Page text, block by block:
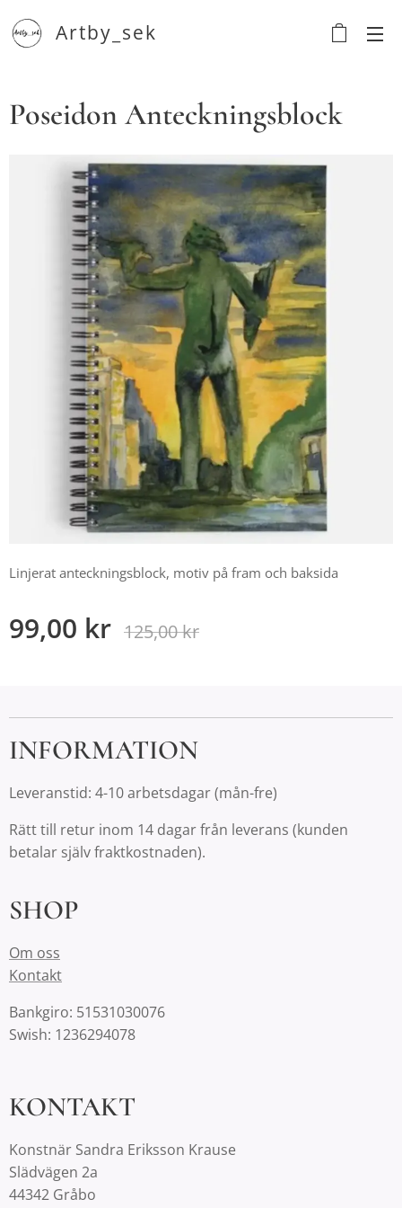
Artby_sek
Poseidon Anteckningsblock
Linjerat anteckningsblock, motiv på fram och baksida
99,00 kr 125,00kr
INFORMATION
Leveranstid: 4-10 arbetsdagar (mån-fre)
Rätt till retur inom 14 dagar från leverans (kunden
betalar själv fraktkostnaden).
SHOP
Om oss
Kontakt
Bankgiro: 51531030076
Swish: 1236294078
KONTAKT
Konstnär Sandra Eriksson Krause
Slädvägen 2a
44342 Gråbo